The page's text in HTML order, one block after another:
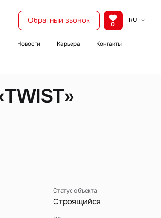
Обратный звонок 0
RU
Новости Карьера Контакты
Статус объекта
Строящийся